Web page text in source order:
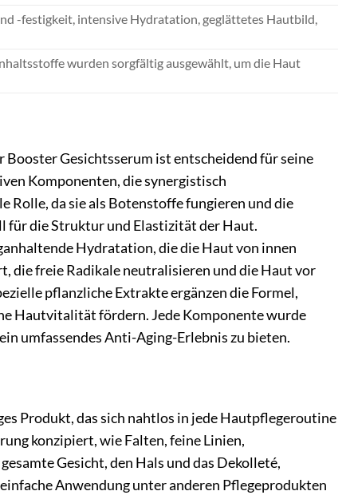
-festigkeit, intensive Hydratation, geglättetes Hautbild,
wurden sorgfältig ausgewählt, um die Haut
Gesichtsserum ist entscheidend für seine
Komponenten, die synergistisch
Rolle, da sie als Botenstoffe fungieren und die
für die Struktur und Elastizität der Haut.
Hydratation, die die Haut von innen
freie Radikale neutralisieren und die Haut vor
pflanzliche Extrakte ergänzen die Formel,
Hautvitalität fördern. Jede Komponente wurde
umfassendes Anti-Aging-Erlebnis zu bieten.
Produkt, das sich nahtlos in jede Hautpflegeroutine
konzipiert, wie Falten, feine Linien,
Gesicht, den Hals und das Dekolleté,
Anwendung unter anderen Pflegeprodukten